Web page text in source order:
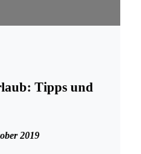
Tipps und
2019